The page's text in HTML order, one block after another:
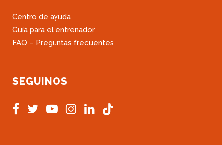
Centro de ayuda
Guía para el entrenador
FAQ – Preguntas frecuentes
SEGUINOS